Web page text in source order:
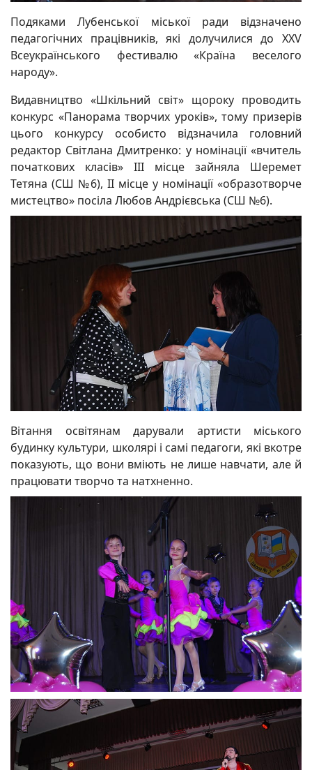
Подяками Лубенської міської ради відзначено
педагогічних працівників, які долучилися до ХХV
Всеукраїнського фестивалю «Країна веселого
народу».
Видавництво «Шкільний світ» щороку проводить
конкурс «Панорама творчих уроків», тому призерів
цього конкурсу особисто відзначила головний
редактор Світлана Дмитренко: у номінації «вчитель
початкових класів» IІI місце зайняла Шеремет
Тетяна (СШ №6), II місце у номінації «образотворче
мистецтво» посіла Любов Андрієвська (СШ №6).
Вітання освітянам дарували артисти міського
будинку культури, школярі і самі педагоги, які вкотре
показують, що вони вміють не лише навчати, але й
працювати творчо та натхненно.